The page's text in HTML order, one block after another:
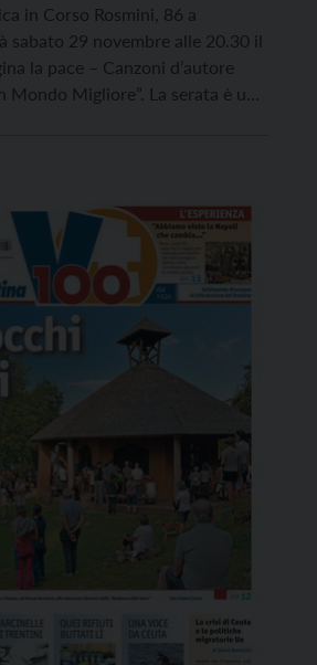
in Corso Rosmini, 86 a
sabato 29 novembre alle 20.30 il
la pace – Canzoni d’autore
Mondo Migliore”. La serata è un